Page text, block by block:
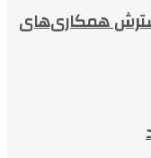
همکاری‌های